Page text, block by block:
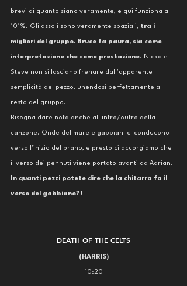
brevi di quanto siano veramente, e qui funziona al
101%. Gli assoli sono veramente spaziali, tra i
migliori del gruppo. Bruce fa paura, sia come
interpretazione che come prestazione. Nicko e
Steve non si lasciano frenare dall'apparente
semplicità del pezzo, unendosi perfettamente al
resto del gruppo.
Bisogna dare nota anche all'intro/outro della
canzone. Onde del mare e gabbiani ci conducono
verso l'inizio del brano, e presto ci accorgiamo che
il verso dei pennuti viene portato avanti da Adrian.
In quanti pezzi potete dire che la chitarra fa il
verso del gabbiano?!
DEATH OF THE CELTS
(HARRIS)
10:20